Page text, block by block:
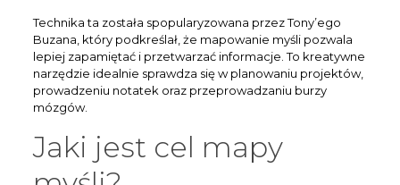
Technika ta została spopularyzowana przez Tony’ego
Buzana, który podkreślał, że mapowanie myśli pozwala
lepiej zapamiętać i przetwarzać informacje. To kreatywne
narzędzie idealnie sprawdza się w planowaniu projektów,
prowadzeniu notatek oraz przeprowadzaniu burzy
mózgów.
Jaki jest cel mapy